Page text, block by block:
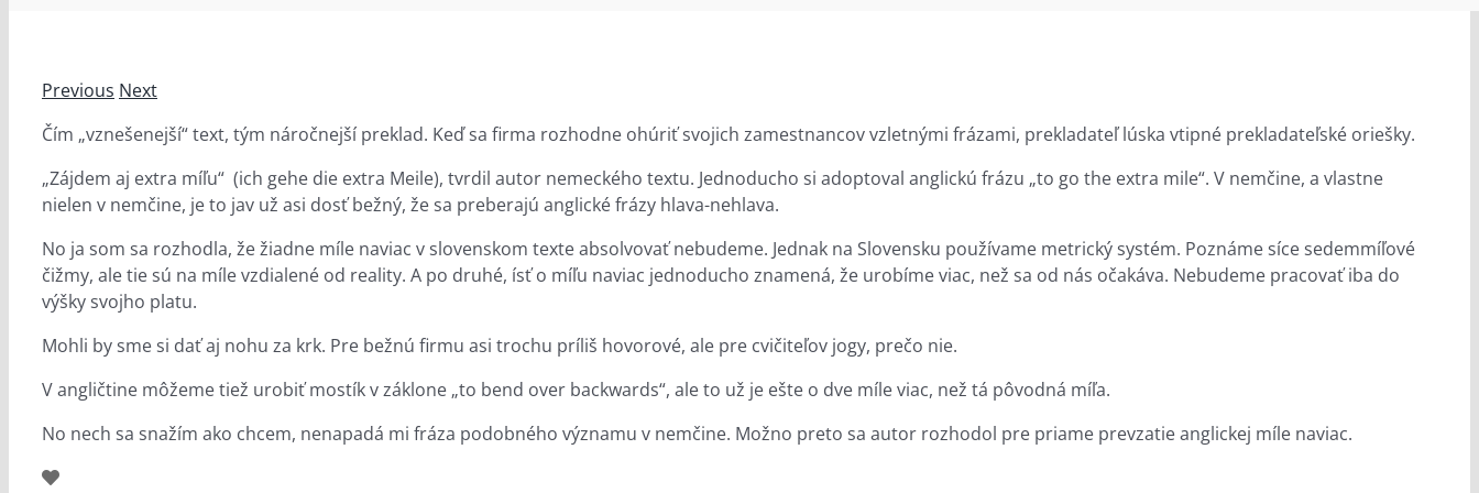
Previous Next
Čím „vznešenejší“ text, tým náročnejší preklad. Keď sa firma rozhodne ohúriť svojich zamestnancov vzletnými frázami, prekladateľ lúska vtipné prekladateľské oriešky.
„Zájdem aj extra míľu“ (ich gehe die extra Meile), tvrdil autor nemeckého textu. Jednoducho si adoptoval anglickú frázu „to go the extra mile“. V nemčine, a vlastne
nielen v nemčine, je to jav už asi dosť bežný, že sa preberajú anglické frázy hlava-nehlava.
No ja som sa rozhodla, že žiadne míle naviac v slovenskom texte absolvovať nebudeme. Jednak na Slovensku používame metrický systém. Poznáme síce sedemmíľové
čižmy, ale tie sú na míle vzdialené od reality. A po druhé, ísť o míľu naviac jednoducho znamená, že urobíme viac, než sa od nás očakáva. Nebudeme pracovať iba do
výšky svojho platu.
Mohli by sme si dať aj nohu za krk. Pre bežnú firmu asi trochu príliš hovorové, ale pre cvičiteľov jogy, prečo nie.
V angličtine môžeme tiež urobiť mostík v záklone „to bend over backwards“, ale to už je ešte o dve míle viac, než tá pôvodná míľa.
No nech sa snažím ako chcem, nenapadá mi fráza podobného významu v nemčine. Možno preto sa autor rozhodol pre priame prevzatie anglickej míle naviac.